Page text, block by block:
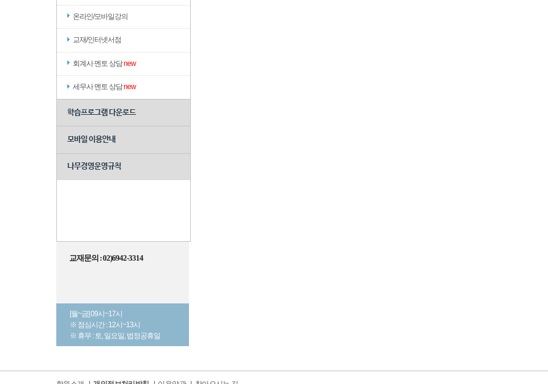
온라인/모바일강의
교재/인터넷서점
회계사 멘토 상담new
세무사 멘토 상담new
학습프로그램 다운로드
모바일 이용안내
나무경영운영규칙
교재문의 : 02)6942-3314
[월~금] 09시~17시
※ 점심시간 : 12시~13시
※ 휴무 : 토, 일요일, 법정공휴일